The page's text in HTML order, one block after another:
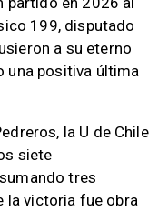
199, disputado
a su eterno
una positiva última
la U de Chile
siete
tres
la victoria fue obra